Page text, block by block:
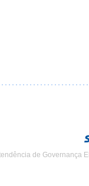
de Governança